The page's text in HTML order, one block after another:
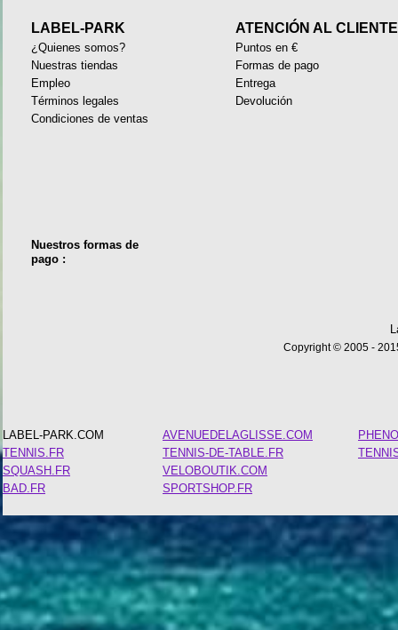
LABEL-PARK
¿Quienes somos?
Nuestras tiendas
Empleo
Términos legales
Condiciones de ventas
ATENCIÓN AL
Puntos en €
Formas de pago
Entrega
Devolución
Nuestros formas de
pago :
Copyright © 2005 -
LABEL-PARK.COM
TENNIS.FR
SQUASH.FR
BAD.FR
AVENUEDELAGLISSE.COM
TENNIS-DE-TABLE.FR
VELOBOUTIK.COM
SPORTSHOP.FR